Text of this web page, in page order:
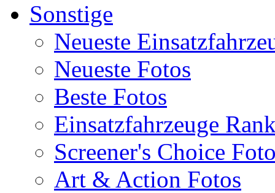
Sonstige
Neueste
Neueste Fotos
Beste Fotos
Einsatzfahrzeuge
Screener's Choice
Art & Action Fotos